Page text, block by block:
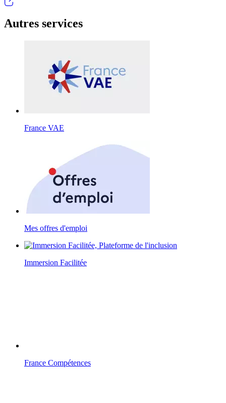
Autres services
France VAE
Mes offres d'emploi
Immersion Facilitée
France Compétences